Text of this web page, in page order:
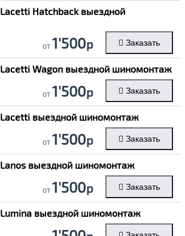
Lacetti Hatchback выездной
от1'500р Заказать
Lacetti Wagon выездной шиномонтаж
от1'500р Заказать
Lacetti выездной шиномонтаж
от1'500р Заказать
Lanos выездной шиномонтаж
от1'500р Заказать
Lumina выездной шиномонтаж